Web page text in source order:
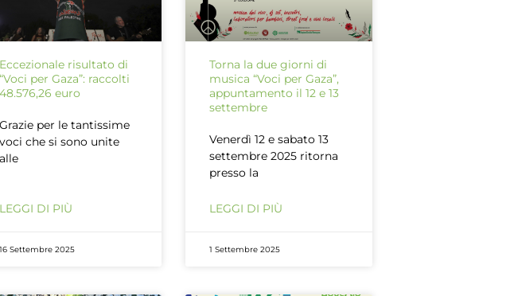
Eccezionale risultato di
“Voci per Gaza”: raccolti
48.576,26 euro
Grazie per le tantissime
voci che si sono unite
alle
LEGGI DI PIÙ
16 Settembre 2025
Torna la due giorni di
musica “Voci per Gaza”,
appuntamento il 12 e 13
settembre
Venerdì 12 e sabato 13
settembre 2025 ritorna
presso la
LEGGI DI PIÙ
1 Settembre 2025